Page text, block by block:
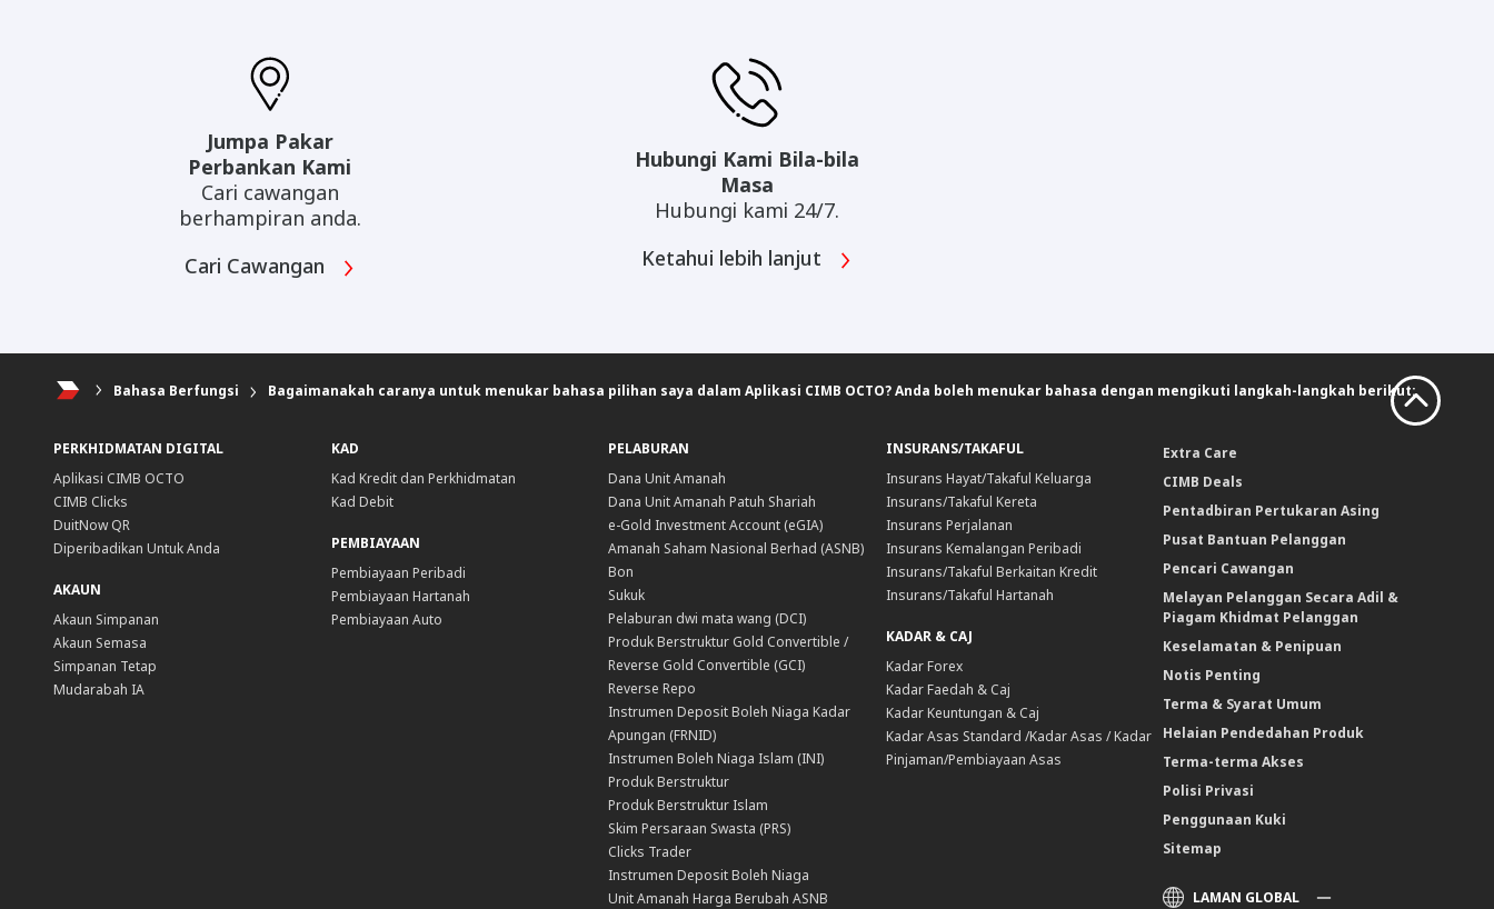
Jumpa Pakar
Perbankan Kami
Cari cawangan
berhampiran anda.
Cari Cawangan
Hubungi Kami Bila-bila
Masa
Hubungi kami 24/7.
Ketahui lebih lanjut
Bahasa Berfungsi Bagaimanakah caranya untuk menukar bahasa pilihan saya dalam Aplikasi CIMB OCTO? Anda boleh menukar bahasa dengan mengikuti langkah-langkah berikut:
PERKHIDMATAN DIGITAL
Aplikasi CIMB OCTO
CIMB Clicks
DuitNow QR
Diperibadikan Untuk Anda
AKAUN
Akaun Simpanan
Akaun Semasa
Simpanan Tetap
Mudarabah IA
KAD
Kad Kredit dan Perkhidmatan
Kad Debit
PEMBIAYAAN
Pembiayaan Peribadi
Pembiayaan Hartanah
Pembiayaan Auto
PELABURAN
Dana Unit Amanah
Dana Unit Amanah Patuh Shariah
e-Gold Investment Account (eGIA)
Amanah Saham Nasional Berhad (ASNB)
Bon
Sukuk
Pelaburan dwi mata wang (DCI)
Produk Berstruktur Gold Convertible /
Reverse Gold Convertible (GCI)
Reverse Repo
Instrumen Deposit Boleh Niaga Kadar
Apungan (FRNID)
Instrumen Boleh Niaga Islam (INI)
Produk Berstruktur
Produk Berstruktur Islam
Skim Persaraan Swasta (PRS)
Clicks Trader
Instrumen Deposit Boleh Niaga
Unit Amanah Harga Berubah ASNB
INSURANS/TAKAFUL
Insurans Hayat/Takaful Keluarga
Insurans/Takaful Kereta
Insurans Perjalanan
Insurans Kemalangan Peribadi
Insurans/Takaful Berkaitan Kredit
Insurans/Takaful Hartanah
KADAR & CAJ
Kadar Forex
Kadar Faedah & Caj
Kadar Keuntungan & Caj
Kadar Asas Standard /Kadar Asas / Kadar
Pinjaman/Pembiayaan Asas
Extra Care
CIMB Deals
Pentadbiran Pertukaran Asing
Pusat Bantuan Pelanggan
Pencari Cawangan
Melayan Pelanggan Secara Adil &
Piagam Khidmat Pelanggan
Keselamatan & Penipuan
Notis Penting
Terma & Syarat Umum
Helaian Pendedahan Produk
Terma-terma Akses
Polisi Privasi
Penggunaan Kuki
Sitemap
LAMAN GLOBAL